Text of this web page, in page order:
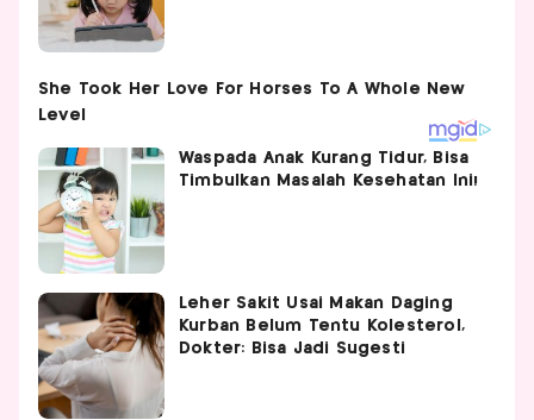
Waspada Anak Kurang Tidur, Bisa
Timbulkan Masalah Kesehatan Ini!
Leher Sakit Usai Makan Daging
Kurban Belum Tentu Kolesterol,
Dokter: Bisa Jadi Sugesti